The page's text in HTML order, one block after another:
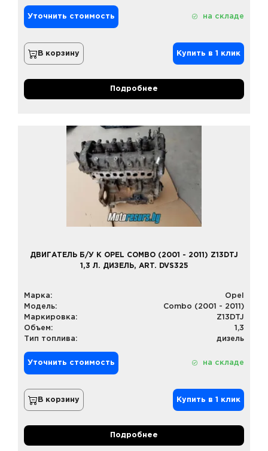
Уточнить стоимость на складе
В корзину Купить в 1 клик
Подробнее
ДВИГАТЕЛЬ Б/У К OPEL COMBO (2001 - 2011) Z13DTJ
1,3 Л. ДИЗЕЛЬ, ART. DVS325
Марка:
Opel
Модель:
Combo (2001 - 2011)
Маркировка:
Z13DTJ
Объем:
1,3
Тип топлива:
дизель
Уточнить стоимость на складе
В корзину Купить в 1 клик
Подробнее